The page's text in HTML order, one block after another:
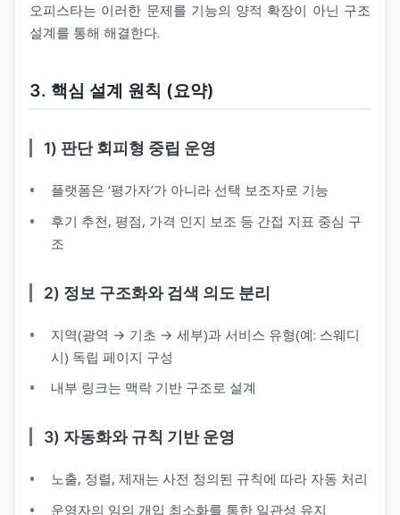
오피스타는 이러한 문제를 기능의 양적 확장이 아닌 구조
설계를 통해 해결한다.
3. 핵심 설계 원칙 (요약)
1) 판단 회피형 중립 운영
플랫폼은 ‘평가자’가 아니라 선택 보조자로 기능
후기 추천, 평점, 가격 인지 보조 등 간접 지표 중심 구
조
2) 정보 구조화와 검색 의도 분리
지역(광역 → 기초 → 세부)과 서비스 유형(예: 스웨디
시) 독립 페이지 구성
내부 링크는 맥락 기반 구조로 설계
3) 자동화와 규칙 기반 운영
노출, 정렬, 제재는 사전 정의된 규칙에 따라 자동 처리
운영자의 임의 개입 최소화를 통한 일관성 유지